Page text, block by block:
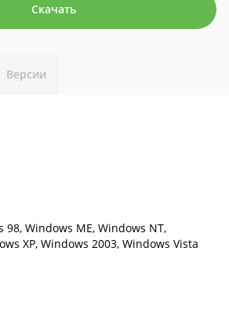
Скачать
Версии
98, Windows ME, Windows NT,
XP, Windows 2003, Windows Vista